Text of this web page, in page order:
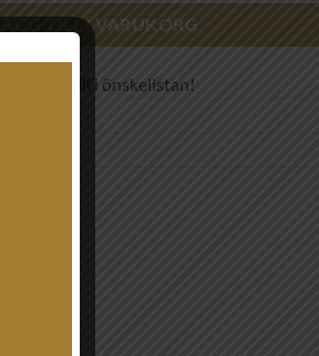
LÄGG TILL I VARUKORG
Lägg till i önskelistan!